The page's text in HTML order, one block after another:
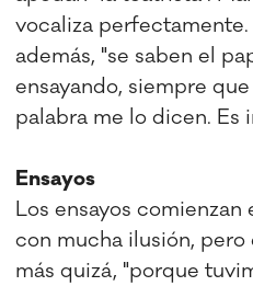
vocaliza perfectamente.
además, "se saben el
ensayando, siempre
palabra me lo dicen. Es
Ensayos
Los ensayos
con mucha ilusión,
más quizá, "porque